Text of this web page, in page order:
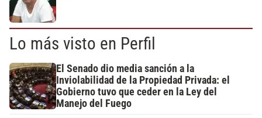
Lo más visto en Perfil
El Senado dio media sanción a la
Inviolabilidad de la Propiedad Privada: el
Gobierno tuvo que ceder en la Ley del
Manejo del Fuego